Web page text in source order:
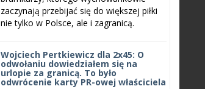
zaczynają przebijać się do większej piłki
nie tylko w Polsce, ale i zagranicą.
Wojciech Pertkiewicz dla 2x45: O
odwołaniu dowiedziałem się na
urlopie za granicą. To było
odwrócenie karty PR-owej właściciela